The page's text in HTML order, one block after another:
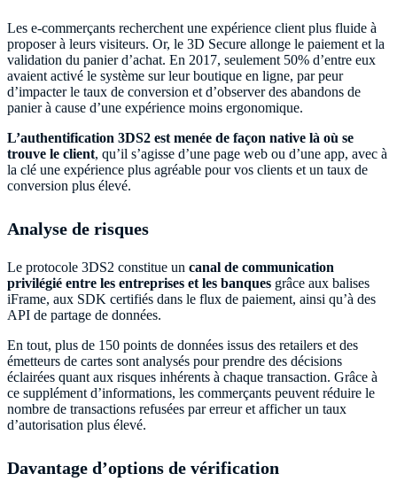
Les e-commerçants recherchent une expérience client plus fluide à
proposer à leurs visiteurs. Or, le 3D Secure allonge le paiement et la
validation du panier d’achat. En 2017, seulement 50% d’entre eux
avaient activé le système sur leur boutique en ligne, par peur
d’impacter le taux de conversion et d’observer des abandons de
panier à cause d’une expérience moins ergonomique.
L’authentification 3DS2 est menée de façon native là où se
trouve le client, qu’il s’agisse d’une page web ou d’une app, avec à
la clé une expérience plus agréable pour vos clients et un taux de
conversion plus élevé.
Analyse de risques
Le protocole 3DS2 constitue un canal de communication
privilégié entre les entreprises et les banques grâce aux balises
iFrame, aux SDK certifiés dans le flux de paiement, ainsi qu’à des
API de partage de données.
En tout, plus de 150 points de données issus des retailers et des
émetteurs de cartes sont analysés pour prendre des décisions
éclairées quant aux risques inhérents à chaque transaction. Grâce à
ce supplément d’informations, les commerçants peuvent réduire le
nombre de transactions refusées par erreur et afficher un taux
d’autorisation plus élevé.
Davantage d’options de vérification